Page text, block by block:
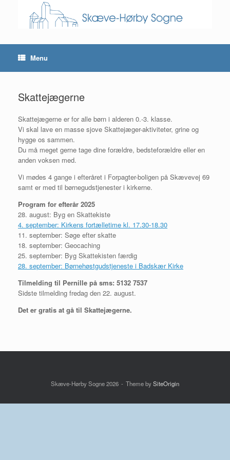
Menu
Skattejægerne
Skattejægerne er for alle børn i alderen 0.-3. klasse.
Vi skal lave en masse sjove Skattejæger-aktiviteter, grine og
hygge os sammen.
Du må meget gerne tage dine forældre, bedsteforældre eller en
anden voksen med.
Vi mødes 4 gange i efteråret i Forpagter-boligen på Skævevej 69
samt er med til børnegudstjenester i kirkerne.
Program for efterår 2025
28. august: Byg en Skattekiste
4. september: Kirkens fortælletime kl. 17.30-18.30
11. september: Søge efter skatte
18. september: Geocaching
25. september: Byg Skattekisten færdig
28. september: Børnehøstgudstjeneste i Badskær Kirke
Tilmelding til Pernille på sms: 5132 7537
Sidste tilmelding fredag den 22. august.
Det er gratis at gå til Skattejægerne.
Skæve-Hørby Sogne 2026 Theme bySiteOrigin